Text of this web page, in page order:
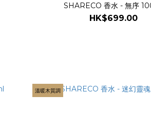
SHARECO 香水 - 無序
HK$699.00
溫暖木質調